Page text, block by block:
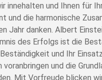
innehalten und Ihnen für
und die harmonische
Jahr danken. Albert
des Erfolgs ist die
und Ihr
voranbringen und die
Mit Vorfreude blicken